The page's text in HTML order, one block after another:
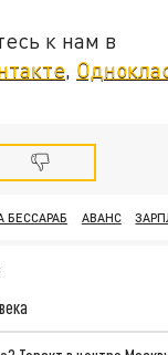
к нам в
БЕССАРАБ АВАНС